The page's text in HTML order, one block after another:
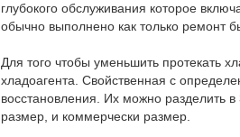
глубокого обслуживания которое
обычно выполнено как только ремонт
Для того чтобы уменьшить протекать
хладоагента. Свойственная с
восстановления. Их можно разделить
размер, и коммерчески размер.